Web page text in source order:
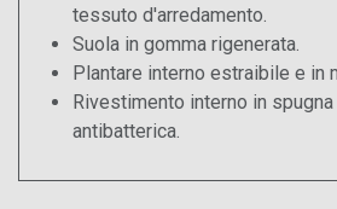
tessuto d'arredamento.
Suola in gomma rigenerata.
Plantare interno estraibile e in
Rivestimento interno in
antibatterica.